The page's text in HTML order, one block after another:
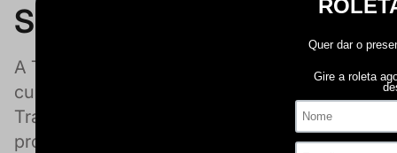
Sobre a Da Mata
A Tabacaria da Mata é uma loja focada na
cultura do fumo com 19 anos de história.
Trabalhamos com uma imensa variedade de
produtos e utensílios necessários para seu